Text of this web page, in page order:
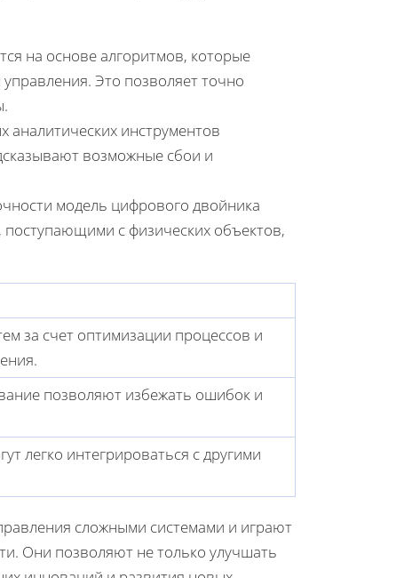
на основе алгоритмов, которые
Это позволяет точно
инструментов
возможные сбои и
модель цифрового двойника
с физических объектов,
за счет оптимизации процессов и
позволяют избежать ошибок и
легко интегрироваться с другими
сложными системами и играют
Они позволяют не только улучшать